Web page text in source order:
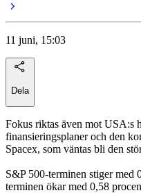
11 juni, 15:03
Dela
Fokus riktas även mot USA:s
finansieringsplaner och den
Spacex, som väntas bli den
S&P 500-terminen stiger med
terminen ökar med 0,58